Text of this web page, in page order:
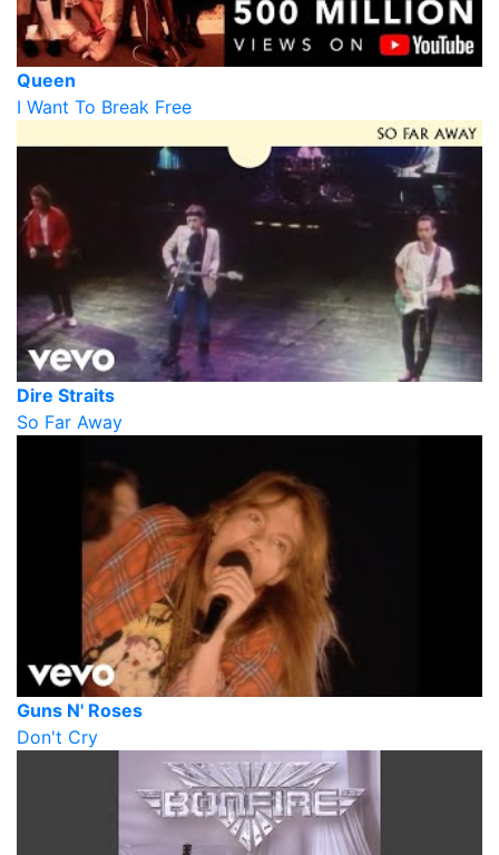
Queen
I Want To Break Free
Dire Straits
So Far Away
Guns N' Roses
Don't Cry